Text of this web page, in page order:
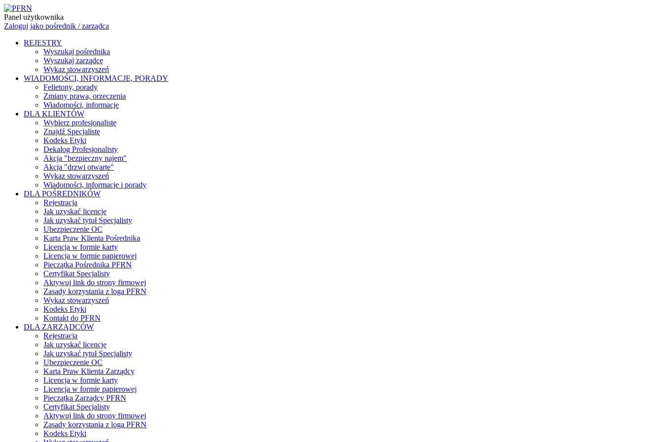
Panel użytkownika
Zaloguj jako pośrednik / zarządca
REJESTRY
Wyszukaj pośrednika
Wyszukaj zarządcę
Wykaz stowarzyszeń
WIADOMOŚCI, INFORMACJE, PORADY
Felietony, porady
Zmiany prawa, orzeczenia
Wiadomości, informacje
DLA KLIENTÓW
Wybierz profesjonalistę
Znajdź Specjalistę
Kodeks Etyki
Dekalog Profesjonalisty
Akcja "bezpieczny najem"
Akcja "drzwi otwarte"
Wykaz stowarzyszeń
Wiadomości, informacje i porady
DLA POŚREDNIKÓW
Rejestracja
Jak uzyskać licencję
Jak uzyskać tytuł Specjalisty
Ubezpieczenie OC
Karta Praw Klienta Pośrednika
Licencja w formie karty
Licencja w formie papierowej
Pieczątka Pośrednika PFRN
Certyfikat Specjalisty
Aktywuj link do strony firmowej
Zasady korzystania z loga PFRN
Wykaz stowarzyszeń
Kodeks Etyki
Kontakt do PFRN
DLA ZARZĄDCÓW
Rejestracja
Jak uzyskać licencję
Jak uzyskać tytuł Specjalisty
Ubezpieczenie OC
Karta Praw Klienta Zarządcy
Licencja w formie karty
Licencja w formie papierowej
Pieczątka Zarządcy PFRN
Certyfikat Specjalisty
Aktywuj link do strony firmowej
Zasady korzystania z loga PFRN
Kodeks Etyki